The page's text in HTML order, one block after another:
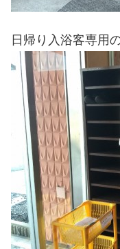
日帰り入浴客専用